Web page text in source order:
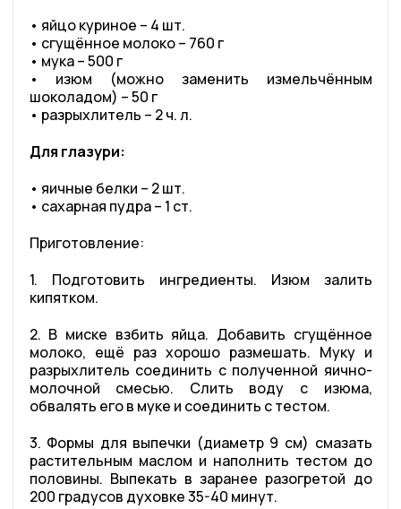
• яйцо куриное – 4 шт.
• сгущённое молоко – 760 г
• мука – 500 г
• изюм (можно заменить измельчённым
шоколадом) – 50 г
• разрыхлитель – 2 ч. л.
Для глазури:
• яичные белки – 2 шт.
• сахарная пудра – 1 ст.
Приготовление:
1. Подготовить ингредиенты. Изюм залить
кипятком.
2. В миске взбить яйца. Добавить сгущённое
молоко, ещё раз хорошо размешать. Муку и
разрыхлитель соединить с полученной яично-
молочной смесью. Слить воду с изюма,
обвалять его в муке и соединить с тестом.
3. Формы для выпечки (диаметр 9 см) смазать
растительным маслом и наполнить тестом до
половины. Выпекать в заранее разогретой до
200 градусов духовке 35-40 минут.